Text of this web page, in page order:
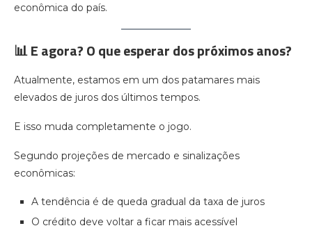
econômica do país.
📊 E agora? O que esperar dos próximos anos?
Atualmente, estamos em um dos patamares mais
elevados de juros dos últimos tempos.
E isso muda completamente o jogo.
Segundo projeções de mercado e sinalizações
econômicas:
A tendência é de queda gradual da taxa de juros
O crédito deve voltar a ficar mais acessível